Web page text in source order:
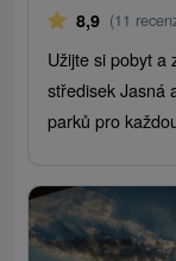
8,9 (11
Užijte si pobyt a
středisek Jasná
parků pro